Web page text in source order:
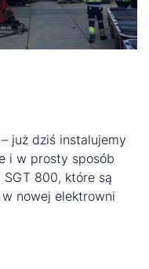
już dziś instalujemy
i w prosty sposób
800, które są
nowej elektrowni